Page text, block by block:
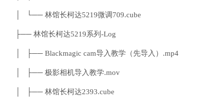
│ └── 林馆长柯达5219微调709.cube
├── 林馆长柯达5219系列-Log
│ ├── Blackmagic cam导入教学（先导入）.mp4
│ ├── 极影相机导入教学.mov
│ ├── 林馆长柯达2393.cube